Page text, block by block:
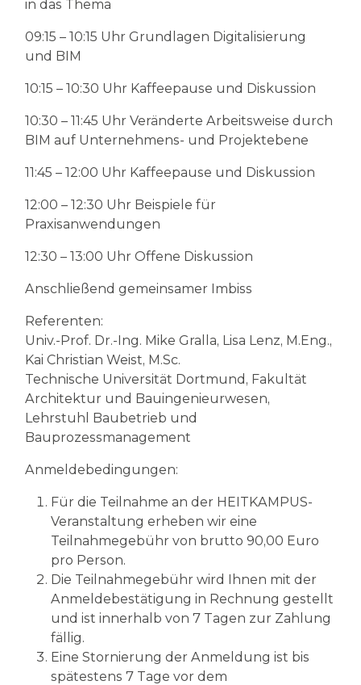
in das Thema
09:15 – 10:15 Uhr Grundlagen Digitalisierung
und BIM
10:15 – 10:30 Uhr Kaffeepause und Diskussion
10:30 – 11:45 Uhr Veränderte Arbeitsweise durch
BIM auf Unternehmens- und Projektebene
11:45 – 12:00 Uhr Kaffeepause und Diskussion
12:00 – 12:30 Uhr Beispiele für
Praxisanwendungen
12:30 – 13:00 Uhr Offene Diskussion
Anschließend gemeinsamer Imbiss
Referenten:
Univ.-Prof. Dr.-Ing. Mike Gralla, Lisa Lenz, M.Eng.,
Kai Christian Weist, M.Sc.
Technische Universität Dortmund, Fakultät
Architektur und Bauingenieurwesen,
Lehrstuhl Baubetrieb und
Bauprozessmanagement
Anmeldebedingungen:
Für die Teilnahme an der HEITKAMPUS-
Veranstaltung erheben wir eine
Teilnahmegebühr von brutto 90,00 Euro
pro Person.
Die Teilnahmegebühr wird Ihnen mit der
Anmeldebestätigung in Rechnung gestellt
und ist innerhalb von 7 Tagen zur Zahlung
fällig.
Eine Stornierung der Anmeldung ist bis
spätestens 7 Tage vor dem